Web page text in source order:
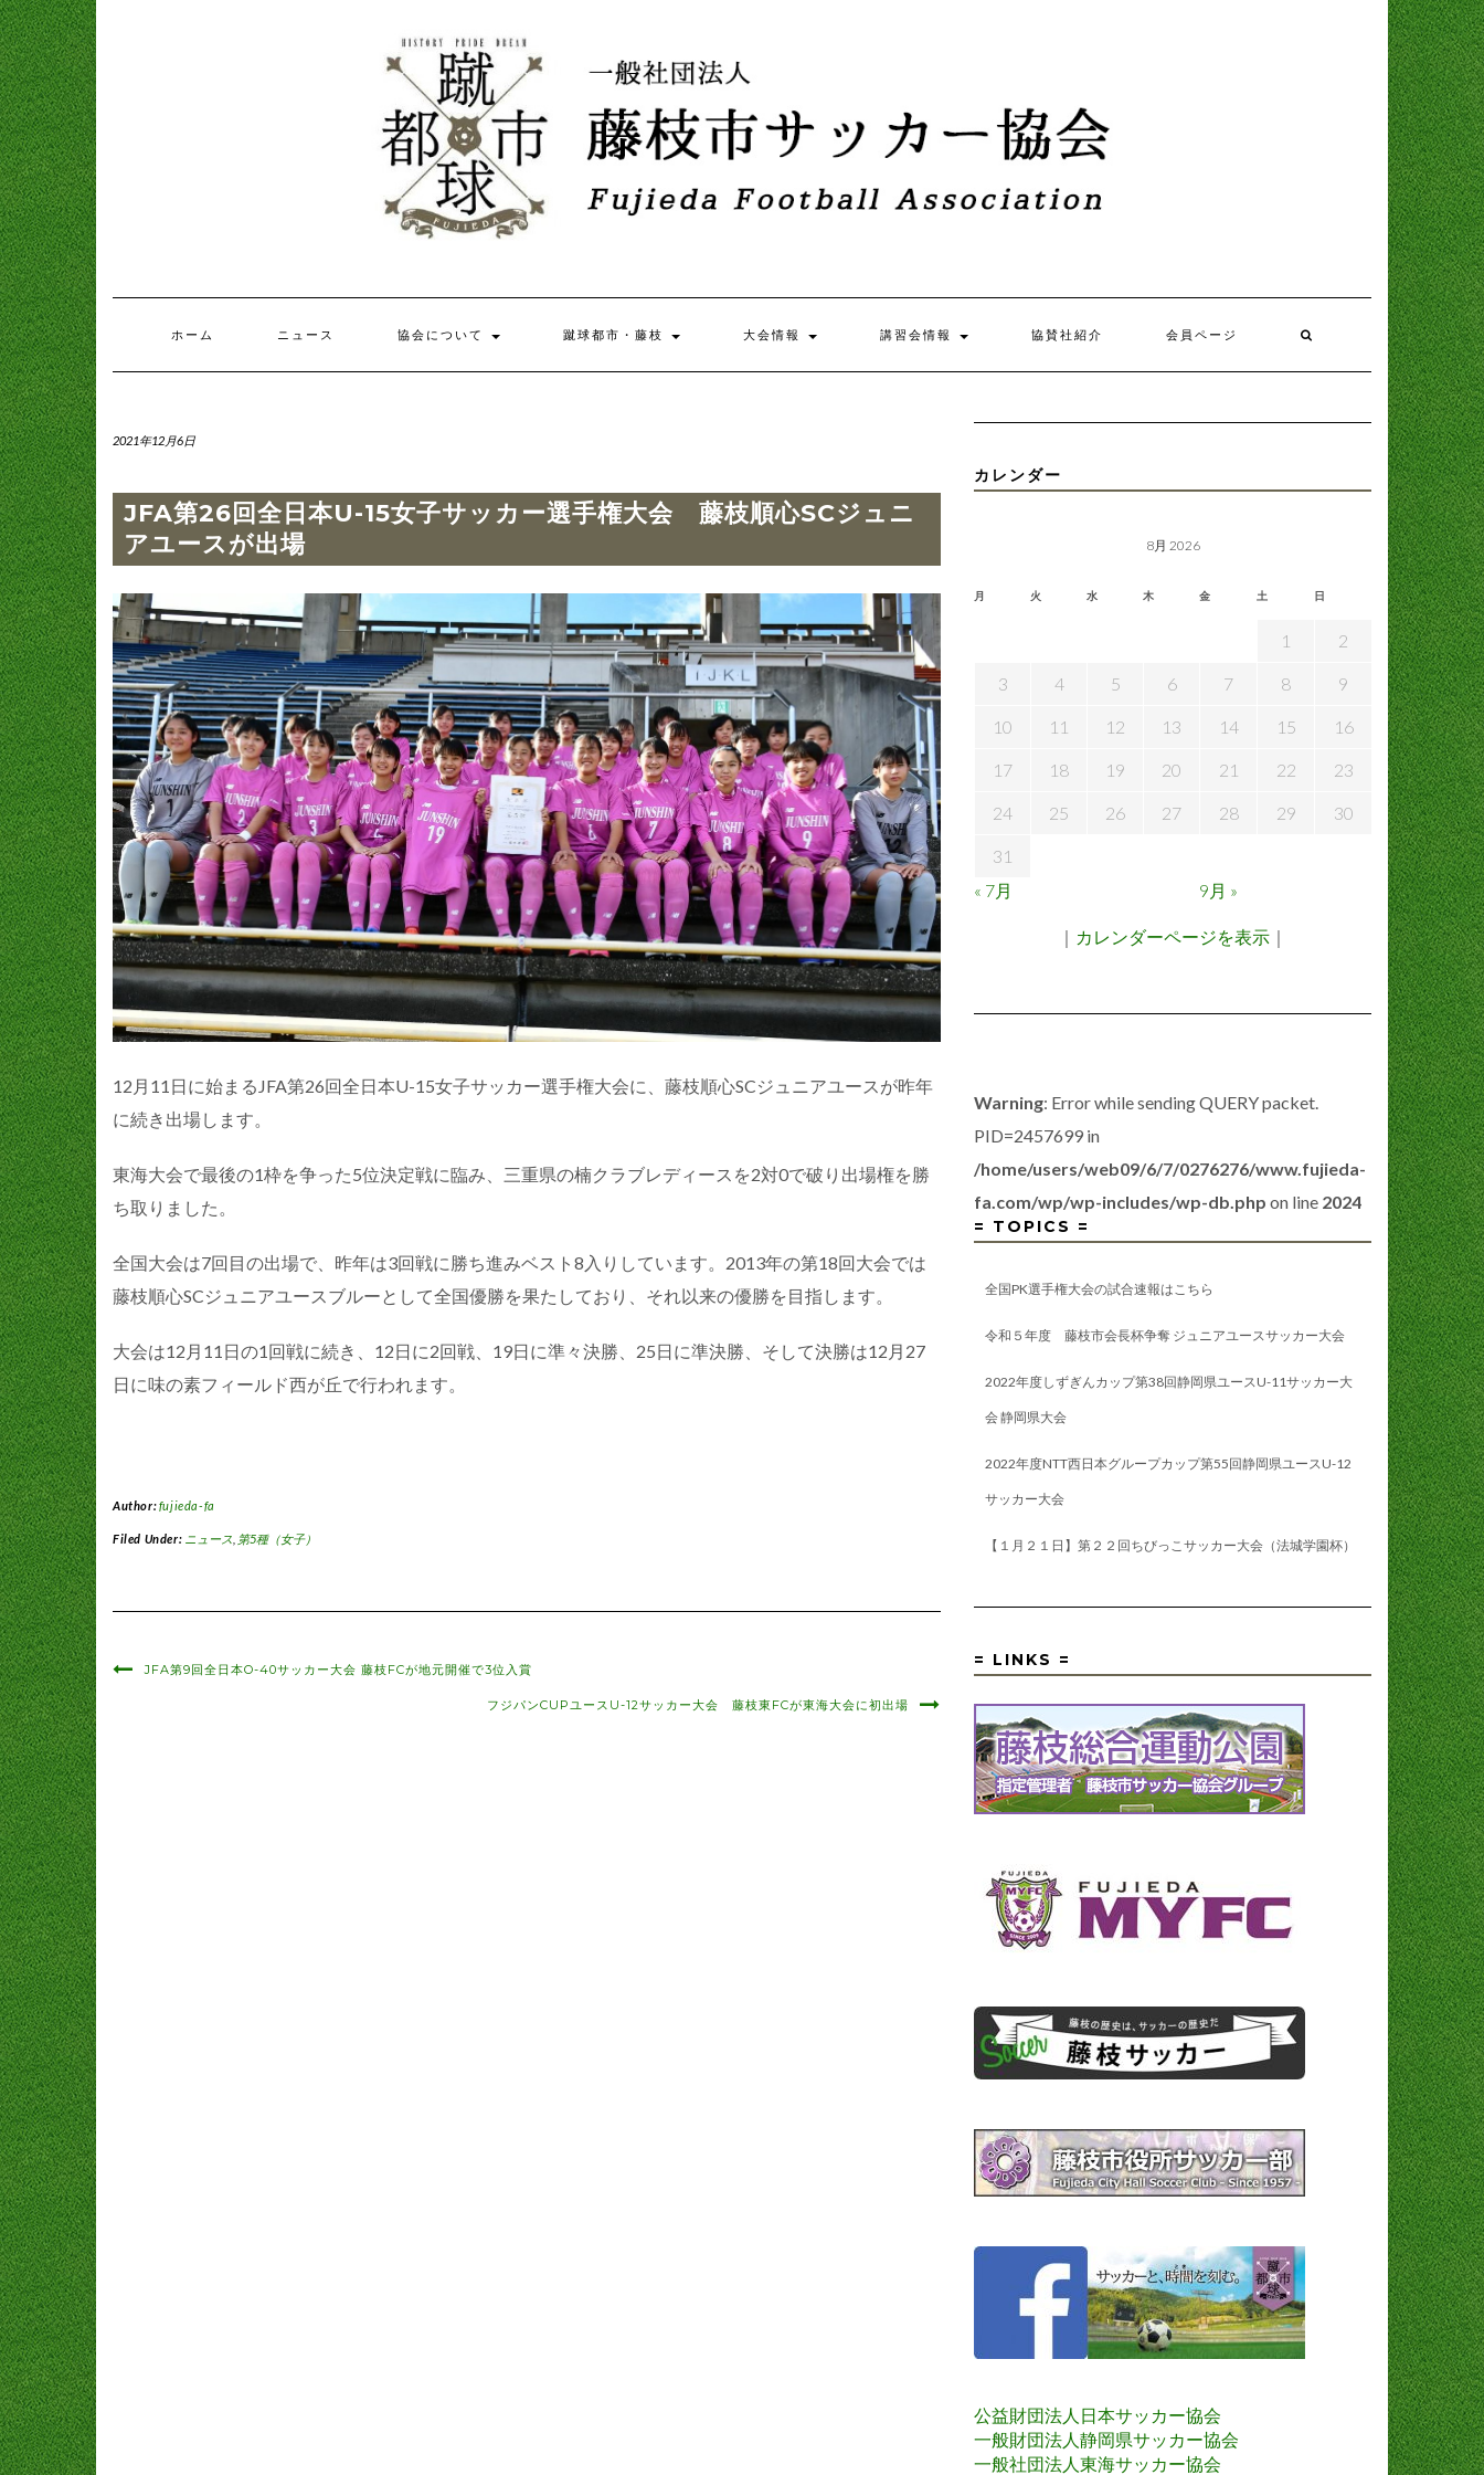
ホーム ニュース 協会について 蹴球都市・藤枝 大会情報 講習会情報 協賛社紹介 会員ページ
2021年12月6日
JFA第26回全日本U-15女子サッカー選手権大会 藤枝順心SCジュニ
アユースが出場
12月11日に始まるJFA第26回全日本U-15女子サッカー選手権大会に、藤枝順心SCジュニアユースが昨年
に続き出場します。
東海大会で最後の1枠を争った5位決定戦に臨み、三重県の楠クラブレディースを2対0で破り出場権を勝
ち取りました。
全国大会は7回目の出場で、昨年は3回戦に勝ち進みベスト8入りしています。2013年の第18回大会では
藤枝順心SCジュニアユースブルーとして全国優勝を果たしており、それ以来の優勝を目指します。
大会は12月11日の1回戦に続き、12日に2回戦、19日に準々決勝、25日に準決勝、そして決勝は12月27
日に味の素フィールド西が丘で行われます。
Author:fujieda-fa
Filed Under: ニュース 第5種（女子）
JFA第9回全日本O-40サッカー大会 藤枝FCが地元開催で3位入賞
フジパンCUPユースU-12サッカー大会 藤枝東FCが東海大会に初出場
カレンダー
8月 2026
月 火 水 木 金 土 日
1 2
3 4 5 6 7 8 9
10 11 12 13 14 15 16
17 18 19 20 21 22 23
24 25 26 27 28 29 30
31
« 7月
9月 »
｜ カレンダーページを表示 ｜
Warning: Error while sending QUERY packet.
PID=2457699 in
/home/users/web09/6/7/0276276/www.fujieda-
fa.com/wp/wp-includes/wp-db.php on line 2024
= TOPICS =
全国PK選手権大会の試合速報はこちら
令和５年度 藤枝市会長杯争奪 ジュニアユースサッカー大会
2022年度しずぎんカップ第38回静岡県ユースU-11サッカー大
会 静岡県大会
2022年度NTT西日本グループカップ第55回静岡県ユースU-12
サッカー大会
【１月２１日】第２２回ちびっこサッカー大会（法城学園杯）
= LINKS =
公益財団法人日本サッカー協会
一般財団法人静岡県サッカー協会
一般社団法人東海サッカー協会